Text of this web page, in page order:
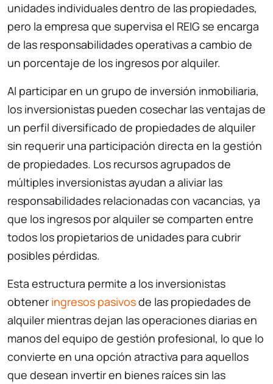
unidades individuales dentro de las propiedades,
pero la empresa que supervisa el REIG se encarga
de las responsabilidades operativas a cambio de
un porcentaje de los ingresos por alquiler.
Al participar en un grupo de inversión inmobiliaria,
los inversionistas pueden cosechar las ventajas de
un perfil diversificado de propiedades de alquiler
sin requerir una participación directa en la gestión
de propiedades. Los recursos agrupados de
múltiples inversionistas ayudan a aliviar las
responsabilidades relacionadas con vacancias, ya
que los ingresos por alquiler se comparten entre
todos los propietarios de unidades para cubrir
posibles pérdidas.
Esta estructura permite a los inversionistas
obtener ingresos pasivosde las propiedades de
alquiler mientras dejan las operaciones diarias en
manos del equipo de gestión profesional, lo que lo
convierte en una opción atractiva para aquellos
que desean invertir en bienes raíces sin las